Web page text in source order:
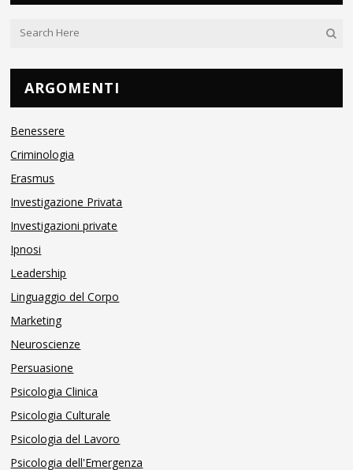
ARGOMENTI
Benessere
Criminologia
Erasmus
Investigazione Privata
Investigazioni private
Ipnosi
Leadership
Linguaggio del Corpo
Marketing
Neuroscienze
Persuasione
Psicologia Clinica
Psicologia Culturale
Psicologia del Lavoro
Psicologia dell'Emergenza